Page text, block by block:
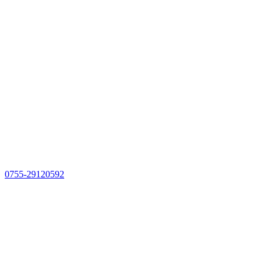
0755-29120592